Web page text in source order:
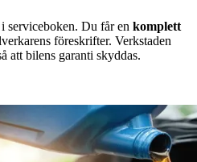
serviceboken. Du får en komplett
föreskrifter. Verkstaden
att bilens garanti skyddas.